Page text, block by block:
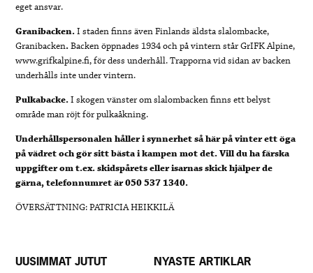
eget ansvar.
Granibacken.I staden finns även Finlands äldsta slalombacke,
Granibacken.Backen öppnades 1934 och på vintern står GrIFK Alpine,
www.grifkalpine.fi, för dess underhåll. Trapporna vid sidan av backen
underhålls inte under vintern.
Pulkabacke.I skogen vänster om slalombacken finns ett belyst
område man röjt för pulkaåkning.
Underhållspersonalen håller i synnerhet så här på vinter ett öga
på vädret och gör sitt bästa i kampen mot det. Vill du ha färska
uppgifter om t.ex. skidspårets eller isarnas skick hjälper de
gärna, telefonnumret är 050 537 1340.
ÖVERSÄTTNING: PATRICIA HEIKKILÄ
UUSIMMAT JUTUT NYASTE ARTIKLAR